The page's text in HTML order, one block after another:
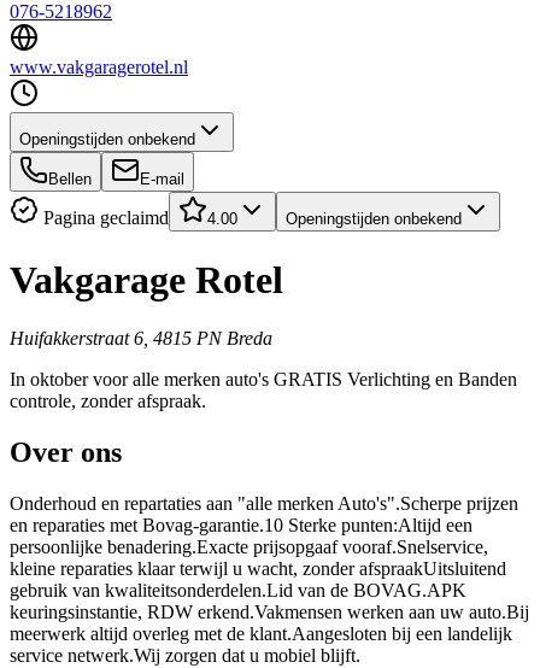
076-5218962
www.vakgaragerotel.nl
Openingstijden onbekend
Bellen E-mail
Pagina geclaimd 4.00 Openingstijden onbekend
Vakgarage Rotel
Huifakkerstraat 6, 4815 PN Breda
In oktober voor alle merken auto's GRATIS Verlichting en Banden
controle, zonder afspraak.
Over ons
Onderhoud en repartaties aan "alle merken Auto's".Scherpe prijzen
en reparaties met Bovag-garantie.10 Sterke punten:Altijd een
persoonlijke benadering.Exacte prijsopgaaf vooraf.Snelservice,
kleine reparaties klaar terwijl u wacht, zonder afspraakUitsluitend
gebruik van kwaliteitsonderdelen.Lid van de BOVAG.APK
keuringsinstantie, RDW erkend.Vakmensen werken aan uw auto.Bij
meerwerk altijd overleg met de klant.Aangesloten bij een landelijk
service netwerk.Wij zorgen dat u mobiel blijft.